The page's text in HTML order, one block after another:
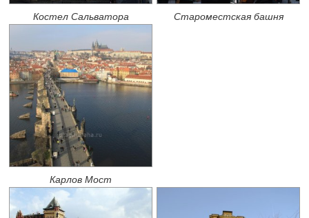
Костел Сальватора Староместская башня
Карлов Мост